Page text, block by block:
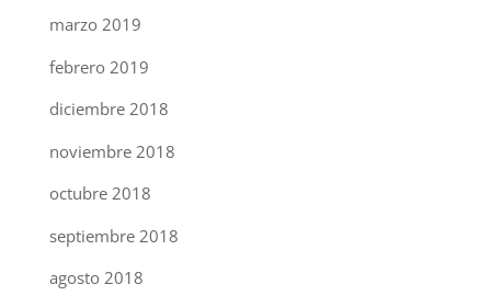
marzo 2019
febrero 2019
diciembre 2018
noviembre 2018
octubre 2018
septiembre 2018
agosto 2018